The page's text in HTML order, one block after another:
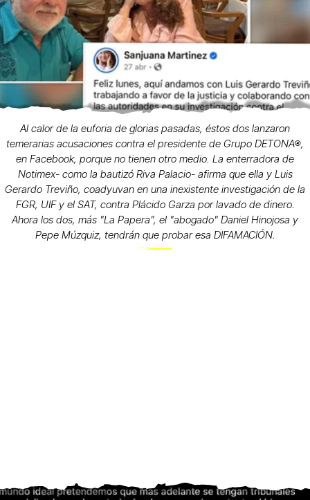
Al calor de la euforia de glorias pasadas, éstos dos lanzaron
temerarias acusaciones contra el presidente de Grupo DETONA®,
en Facebook, porque no tienen otro medio. La enterradora de
Notimex- como la bautizó Riva Palacio- afirma que ella y Luis
Gerardo Treviño, coadyuvan en una inexistente investigación de la
FGR, UIF y el SAT, contra Plácido Garza por lavado de dinero.
Ahora los dos, más "La Papera", el "abogado" Daniel Hinojosa y
Pepe Múzquiz, tendrán que probar esa DIFAMACIÓN.